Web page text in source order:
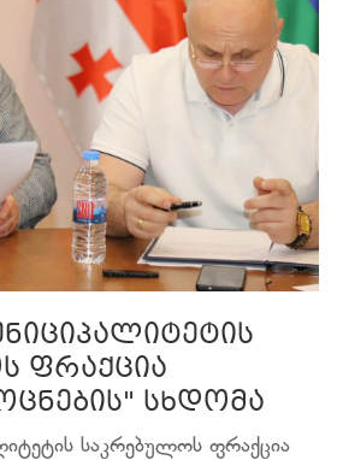
ფრაქცია
სხდომა
საკრებულოს ფრაქცია